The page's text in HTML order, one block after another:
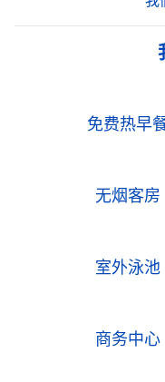
免费热早
无烟客房
室外泳池
商务中心